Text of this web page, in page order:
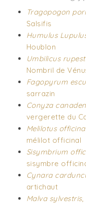
Tragopogon
Salsifis
Humulus
Houblon
Umbilicus
Nombril de
Fagopyrum
sarrazin
Conyza
vergerette du
Melilotus
mélilot officinal
Sisymbrium
sisymbre
Cynara
artichaut
Malva sylvestris,